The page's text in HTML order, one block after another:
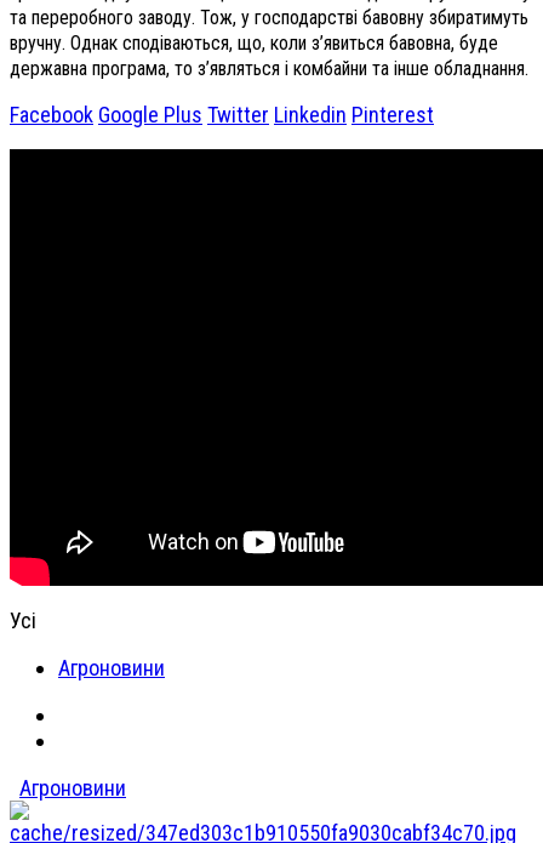
та переробного заводу. Тож, у господарстві бавовну збиратимуть
вручну. Однак сподіваються, що, коли з’явиться бавовна, буде
державна програма, то з’являться і комбайни та інше обладнання.
Facebook Google Plus Twitter Linkedin Pinterest
Усі
Агроновини
Агроновини